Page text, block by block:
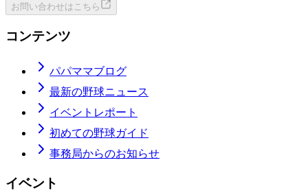
お問い合わせはこちら
コンテンツ
パパママブログ
最新の野球ニュース
イベントレポート
初めての野球ガイド
事務局からのお知らせ
イベント